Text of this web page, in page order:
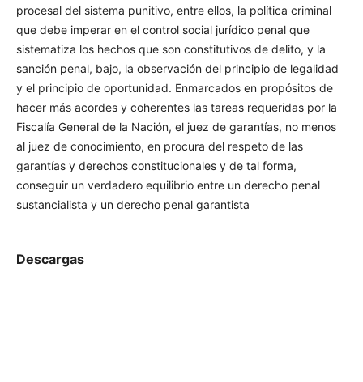
necesario reformas a la ley sustancial y procesal del sistema
punitivo, entre ellos, la política criminal que debe imperar
en el control social jurídico penal que sistematiza los hechos
que son constitutivos de delito, y la sanción penal, bajo, la
observación del principio de legalidad y el principio de
oportunidad. Enmarcados en propósitos de hacer más
acordes y coherentes las tareas requeridas por la Fiscalía
General de la Nación, el juez de garantías, no menos al juez
de conocimiento, en procura del respeto de las garantías y
derechos constitucionales y de tal forma, conseguir un
verdadero equilibrio entre un derecho penal sustancialista y